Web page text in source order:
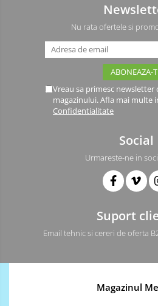
Nu rata ofertele si
Vreau sa primesc
magazinului. Afla mai multe
Confidentialitate
Social
Urmareste-ne in
Suport
Email tehnic si cereri de oferta
Magazinul